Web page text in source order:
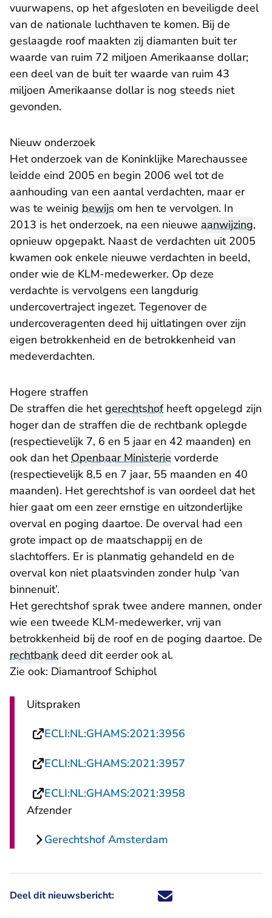
vuurwapens, op het afgesloten en beveiligde deel
van de nationale luchthaven te komen. Bij de
geslaagde roof maakten zij diamanten buit ter
waarde van ruim 72 miljoen Amerikaanse dollar;
een deel van de buit ter waarde van ruim 43
miljoen Amerikaanse dollar is nog steeds niet
gevonden.
Nieuw onderzoek
Het onderzoek van de Koninklijke Marechaussee
leidde eind 2005 en begin 2006 wel tot de
aanhouding van een aantal verdachten, maar er
was te weinig bewijs om hen te vervolgen. In
2013 is het onderzoek, na een nieuwe aanwijzing,
opnieuw opgepakt. Naast de verdachten uit 2005
kwamen ook enkele nieuwe verdachten in beeld,
onder wie de KLM-medewerker. Op deze
verdachte is vervolgens een langdurig
undercovertraject ingezet. Tegenover de
undercoveragenten deed hij uitlatingen over zijn
eigen betrokkenheid en de betrokkenheid van
medeverdachten.
Hogere straffen
De straffen die hetgerechtshofheeft opgelegd zijn
hoger dan de straffen die de rechtbank oplegde
(respectievelijk 7, 6 en 5 jaar en 42 maanden) en
ook dan hetOpenbaar Ministerie vorderde
(respectievelijk 8,5 en 7 jaar, 55 maanden en 40
maanden). Het gerechtshof is van oordeel dat het
hier gaat om een zeer ernstige en uitzonderlijke
overval en poging daartoe. De overval had een
grote impact op de maatschappij en de
slachtoffers. Er is planmatig gehandeld en de
overval kon niet plaatsvinden zonder hulp ‘van
binnenuit’.
Het gerechtshof sprak twee andere mannen, onder
wie een tweede KLM-medewerker, vrij van
betrokkenheid bij de roof en de poging daartoe. De
rechtbank deed dit eerder ook al.
Zie ook: Diamantroof Schiphol
Uitspraken
ECLI:NL:GHAMS:2021:3956
ECLI:NL:GHAMS:2021:3957
ECLI:NL:GHAMS:2021:3958
Afzender
Gerechtshof Amsterdam
Deel dit nieuwsbericht: Deel dit nieuwsbericht via X -
Deel dit nieuwsbericht via
Deel dit nieuwsbericht
Deel dit